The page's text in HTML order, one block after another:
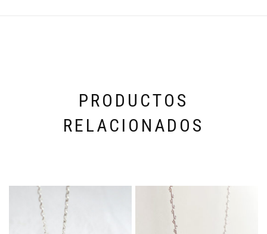
PRODUCTOS
RELACIONADOS